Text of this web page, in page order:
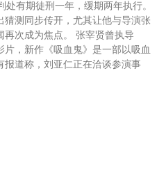
有期徒刑一年，缓期两年执行。
测同步传开，尤其让他与导演张
点。 张宰贤曾执导
片，新作《吸血鬼》是一部以吸血
报道称，刘亚仁正在洽谈参演事